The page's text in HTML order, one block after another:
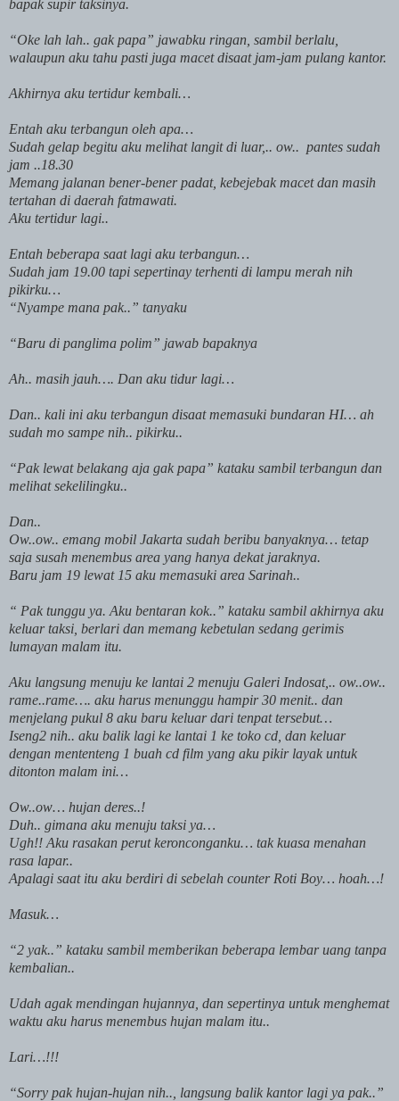
bapak supir taksinya.
“Oke lah lah.. gak papa” jawabku ringan, sambil berlalu,
walaupun aku tahu pasti juga macet disaat jam-jam pulang kantor.
Akhirnya aku tertidur kembali…
Entah aku terbangun oleh apa…
Sudah gelap begitu aku melihat langit di luar,.. ow.. pantes sudah
jam ..18.30
Memang jalanan bener-bener padat, kebejebak macet dan masih
tertahan di daerah fatmawati.
Aku tertidur lagi..
Entah beberapa saat lagi aku terbangun…
Sudah jam 19.00 tapi sepertinay terhenti di lampu merah nih
pikirku…
“Nyampe mana pak..” tanyaku
“Baru di panglima polim” jawab bapaknya
Ah.. masih jauh…. Dan aku tidur lagi…
Dan.. kali ini aku terbangun disaat memasuki bundaran HI… ah
sudah mo sampe nih.. pikirku..
“Pak lewat belakang aja gak papa” kataku sambil terbangun dan
melihat sekelilingku..
Dan..
Ow..ow.. emang mobil Jakarta sudah beribu banyaknya… tetap
saja susah menembus area yang hanya dekat jaraknya.
Baru jam 19 lewat 15 aku memasuki area Sarinah..
“ Pak tunggu ya. Aku bentaran kok..” kataku sambil akhirnya aku
keluar taksi, berlari dan memang kebetulan sedang gerimis
lumayan malam itu.
Aku langsung menuju ke lantai 2 menuju Galeri Indosat,.. ow..ow..
rame..rame…. aku harus menunggu hampir 30 menit.. dan
menjelang pukul 8 aku baru keluar dari tenpat tersebut…
Iseng2 nih.. aku balik lagi ke lantai 1 ke toko cd, dan keluar
dengan mententeng 1 buah cd film yang aku pikir layak untuk
ditonton malam ini…
Ow..ow… hujan deres..!
Duh.. gimana aku menuju taksi ya…
Ugh!! Aku rasakan perut keronconganku… tak kuasa menahan
rasa lapar..
Apalagi saat itu aku berdiri di sebelah counter Roti Boy… hoah…!
Masuk…
“2 yak..” kataku sambil memberikan beberapa lembar uang tanpa
kembalian..
Udah agak mendingan hujannya, dan sepertinya untuk menghemat
waktu aku harus menembus hujan malam itu..
Lari…!!!
“Sorry pak hujan-hujan nih.., langsung balik kantor lagi ya pak..”